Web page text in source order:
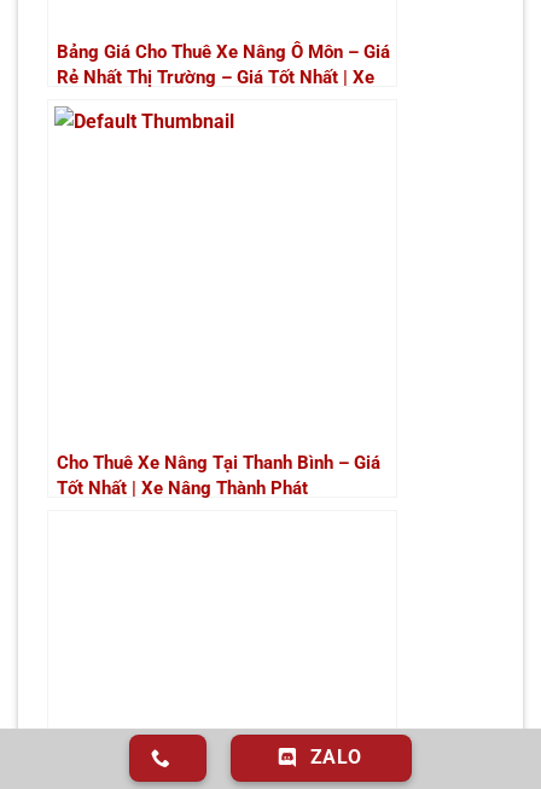
Bảng Giá Cho Thuê Xe Nâng Ô Môn – Giá
Rẻ Nhất Thị Trường – Giá Tốt Nhất | Xe
Nâng Thành Phát
Cho Thuê Xe Nâng Tại Thanh Bình – Giá
Tốt Nhất | Xe Nâng Thành Phát
ZALO